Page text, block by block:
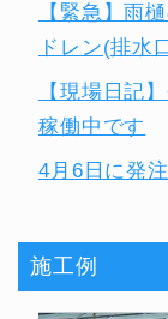
【緊急】雨
ドレン(排水
【現場日記
稼働中です
4月6日に発
施工例